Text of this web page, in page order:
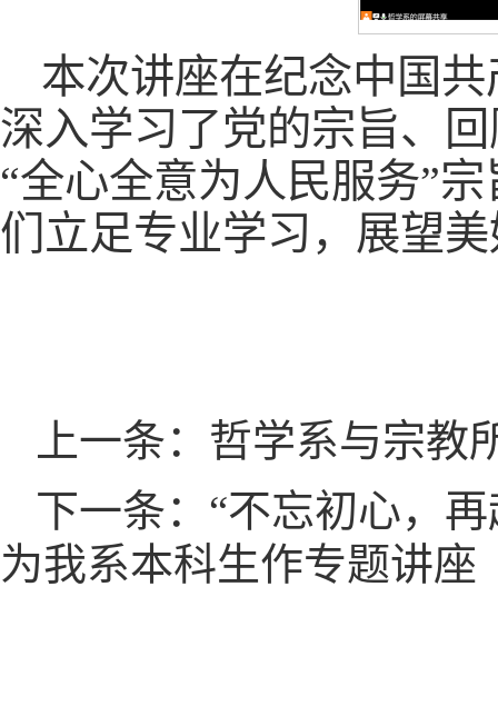
本次讲座在纪念中国
深入学习了党的宗旨、
“全心全意为人民服务”
们立足专业学习，展望
上一条：哲学系与宗
下一条：“不忘初心，
为我系本科生作专题讲座